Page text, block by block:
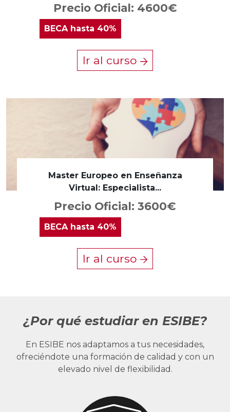
Precio Oficial: 4600€
BECAhasta 40%
Ir al curso
Master Europeo en Enseñanza
Virtual: Especialista...
Precio Oficial: 3600€
BECA hasta 40%
Ir al curso
¿Por qué estudiar en ESIBE?
En ESIBE nos adaptamos a tus necesidades,
ofreciéndote una formación de calidad y con un
elevado nivel de flexibilidad.